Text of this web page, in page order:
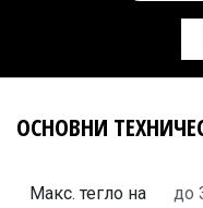
ОСНОВНИ
Макс. тегло на
до